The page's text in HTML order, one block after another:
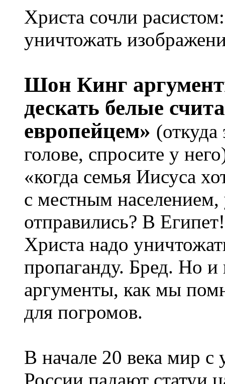
Христа сочли
уничтожать
Шон Кинг
дескать белые
европейцем» (откуда
голове, спросите у
«когда семья Иисуса
с местным населением,
отправились? В
Христа надо
пропаганду. Бред. Но и
аргументы, как мы
для погромов.
В начале 20 века мир с